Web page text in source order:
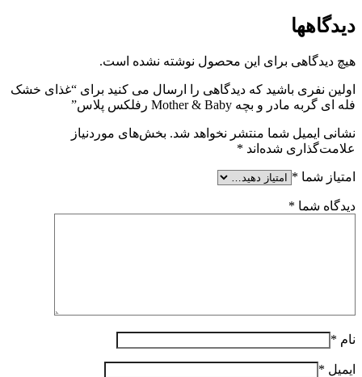
دیدگاهها
هیچ دیدگاهی برای این محصول نوشته نشده است.
اولین نفری باشید که دیدگاهی را ارسال می کنید برای “غذای خشک
فله ای گربه مادر و بچه Mother & Baby رفلکس پلاس”
نشانی ایمیل شما منتشر نخواهد شد. بخش‌های موردنیاز
علامت‌گذاری شده‌اند *
امتیاز شما *
دیدگاه شما *
نام *
ایمیل *